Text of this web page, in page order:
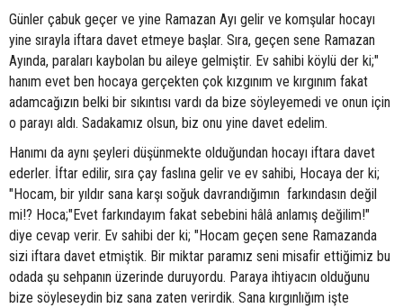
Günler çabuk geçer ve yine Ramazan Ayı gelir ve komşular hocayı
yine sırayla iftara davet etmeye başlar. Sıra, geçen sene Ramazan
Ayında, paraları kaybolan bu aileye gelmiştir. Ev sahibi köylü der ki;"
hanım evet ben hocaya gerçekten çok kızgınım ve kırgınım fakat
adamcağızın belki bir sıkıntısı vardı da bize söyleyemedi ve onun için
o parayı aldı. Sadakamız olsun, biz onu yine davet edelim.
Hanımı da aynı şeyleri düşünmekte olduğundan hocayı iftara davet
ederler. İftar edilir, sıra çay faslına gelir ve ev sahibi, Hocaya der ki;
"Hocam, bir yıldır sana karşı soğuk davrandığımın farkındasın değil
mi!? Hoca;"Evet farkındayım fakat sebebini hâlâ anlamış değilim!"
diye cevap verir. Ev sahibi der ki; "Hocam geçen sene Ramazanda
sizi iftara davet etmiştik. Bir miktar paramız seni misafir ettiğimiz bu
odada şu sehpanın üzerinde duruyordu. Paraya ihtiyacın olduğunu
bize söyleseydin biz sana zaten verirdik. Sana kırgınlığım işte